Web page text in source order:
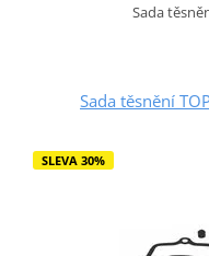
Sada
Sada těsnění
SLEVA 30%